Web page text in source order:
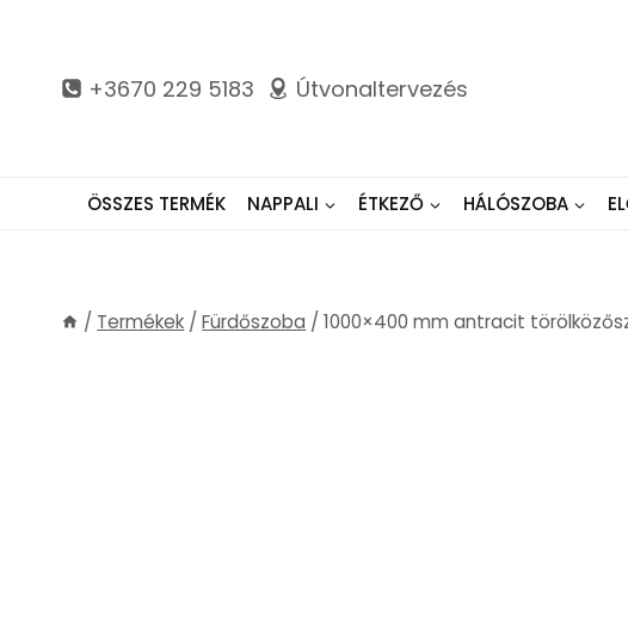
content +3670 229 5183 Útvonaltervezés
ÖSSZES TERMÉK NAPPALI ÉTKEZŐ HÁLÓSZOBA
/ Termékek / Fürdőszoba / 1000×400 mm antracit